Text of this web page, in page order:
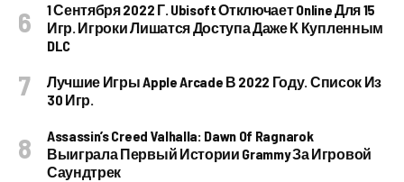
1 Сентября 2022 Г. Ubisoft Отключает Online Для 15
Игр. Игроки Лишатся Доступа Даже К Купленным
DLC
Лучшие Игры Apple Arcade В 2022 Году. Список Из
30 Игр.
Assassin’s Creed Valhalla: Dawn Of Ragnarok
Выиграла Первый Истории Grammy За Игровой
Саундтрек